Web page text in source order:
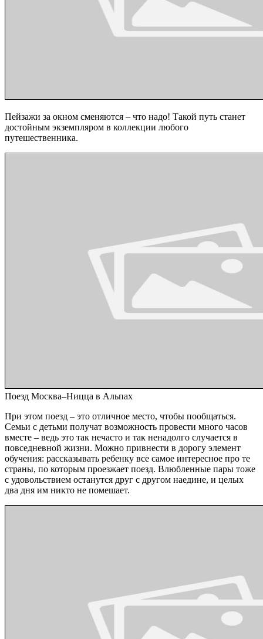
Пейзажи за окном сменяются – что надо! Такой путь станет
достойным экземпляром в коллекции любого
путешественника.
Поезд Москва–Ницца в Альпах
При этом поезд – это отличное место, чтобы пообщаться.
Семьи с детьми получат возможность провести много часов
вместе – ведь это так нечасто и так ненадолго случается в
повседневной жизни. Можно привнести в дорогу элемент
обучения: рассказывать ребенку все самое интересное про те
страны, по которым проезжает поезд. Влюбленные пары тоже
с удовольствием останутся друг с другом наедине, и целых
два дня им никто не помешает.